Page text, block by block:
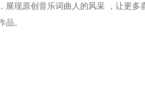
展现原创音乐词曲人的风采 ，让更多
品。